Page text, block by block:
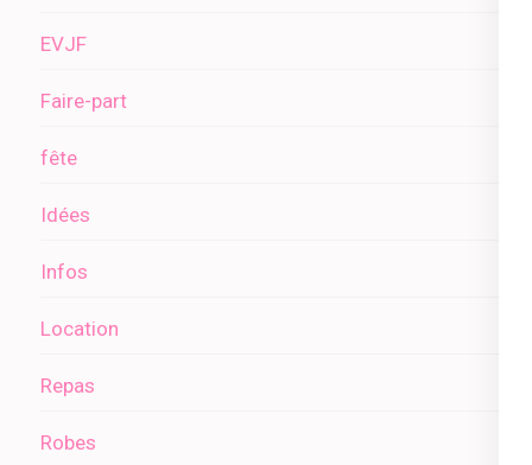
EVJF
Faire-part
fête
Idées
Infos
Location
Repas
Robes